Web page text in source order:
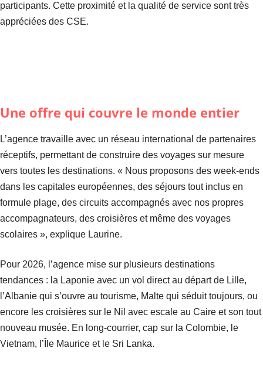
participants. Cette proximité et la qualité de service sont très
appréciées des CSE.
Une offre qui couvre le monde entier
L’agence travaille avec un réseau international de partenaires
réceptifs, permettant de construire des voyages sur mesure
vers toutes les destinations. « Nous proposons des week-ends
dans les capitales européennes, des séjours tout inclus en
formule plage, des circuits accompagnés avec nos propres
accompagnateurs, des croisières et même des voyages
scolaires », explique Laurine.
Pour 2026, l’agence mise sur plusieurs destinations
tendances : la Laponie avec un vol direct au départ de Lille,
l’Albanie qui s’ouvre au tourisme, Malte qui séduit toujours, ou
encore les croisières sur le Nil avec escale au Caire et son tout
nouveau musée. En long-courrier, cap sur la Colombie, le
Vietnam, l’Île Maurice et le Sri Lanka.